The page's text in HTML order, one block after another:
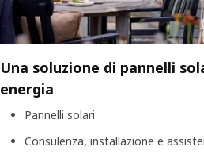
Una soluzione di pannelli
energia
Pannelli solari
Consulenza, installazione e